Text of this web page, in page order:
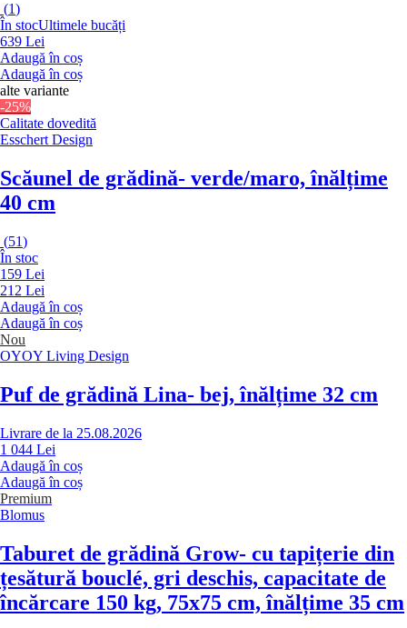
(1)
În stocUltimele bucăți
639 Lei
Adaugă în coș
Adaugă în coș
alte variante
-25%
Calitate dovedită
Esschert Design
Scăunel de grădină- verde/maro, înălțime
40 cm
(51)
În stoc
159 Lei
212 Lei
Adaugă în coș
Adaugă în coș
Nou
OYOY Living Design
Puf de grădină Lina- bej, înălțime 32 cm
Livrare de la 25.08.2026
1 044 Lei
Adaugă în coș
Adaugă în coș
Premium
Blomus
Taburet de grădină Grow- cu tapițerie din
țesătură bouclé, gri deschis, capacitate de
încărcare 150 kg, 75x75 cm, înălțime 35 cm